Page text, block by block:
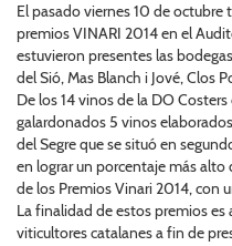
El pasado viernes 10 de octubre
premios VINARI 2014 en el
estuvieron presentes las
del Sió, Mas Blanch i Jové, Clos
De los 14 vinos de la DO
galardonados 5 vinos
del Segre que se situó en
en lograr un porcentaje más
de los Premios Vinari 2014, con
La finalidad de estos premios es
viticultores catalanes a fin de